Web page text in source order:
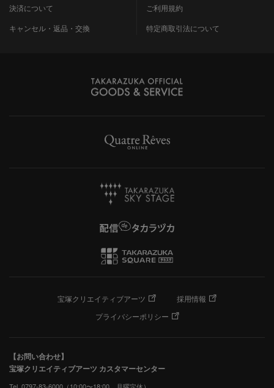
決済について
キャンセル・返品・交換
ご利用規約
特定商取引法について
宝塚クリエイティブアーツ
採用情報
プライバシーポリシー
【お問い合わせ】
宝塚クリエイティブアーツ カスタマーセンター